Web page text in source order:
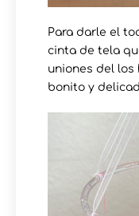
Para darle el
cinta de tela
uniones del los
bonito y